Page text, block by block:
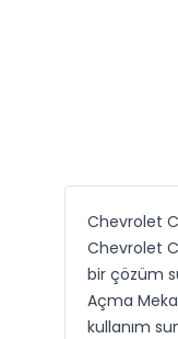
Chevrolet
Chevrolet
bir çözüm
Açma
kullanım